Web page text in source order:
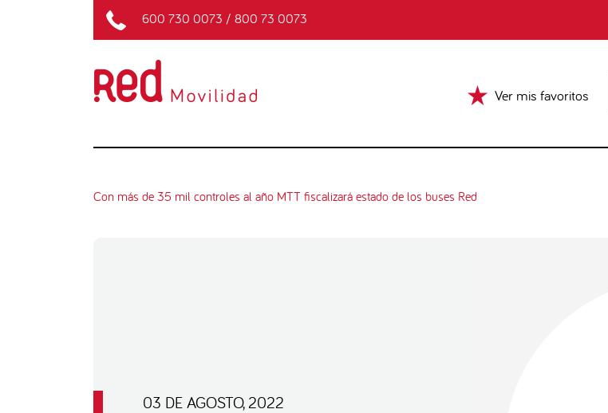
600 730 0073 / 800 73 0073
Ver mis favoritos
Con más de 35 mil controles al año MTT fiscalizará estado de los buses Red
03 DE AGOSTO, 2022